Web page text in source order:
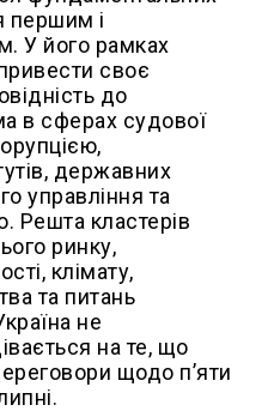
першим і
У його рамках
своє
до
в сферах судової
державних
управління та
Решта кластерів
ринку,
клімату,
та питань
не
на те, що
щодо п’яти